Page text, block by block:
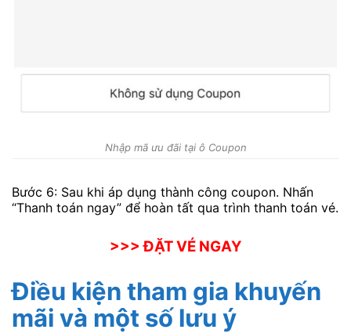
Nhập mã ưu đãi tại ô Coupon
Bước 6: Sau khi áp dụng thành công coupon. Nhấn
“Thanh toán ngay” để hoàn tất qua trình thanh toán vé.
>>> ĐẶT VÉ NGAY
Điều kiện tham gia khuyến
mãi và một số lưu ý